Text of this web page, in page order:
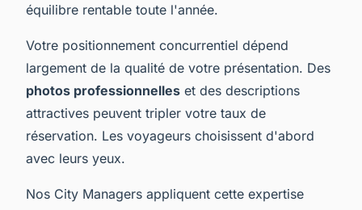
équilibre rentable toute l'année.
Votre positionnement concurrentiel dépend
largement de la qualité de votre présentation. Des
photos professionnelles et des descriptions
attractives peuvent tripler votre taux de
réservation. Les voyageurs choisissent d'abord
avec leurs yeux.
Nos City Managers appliquent cette expertise